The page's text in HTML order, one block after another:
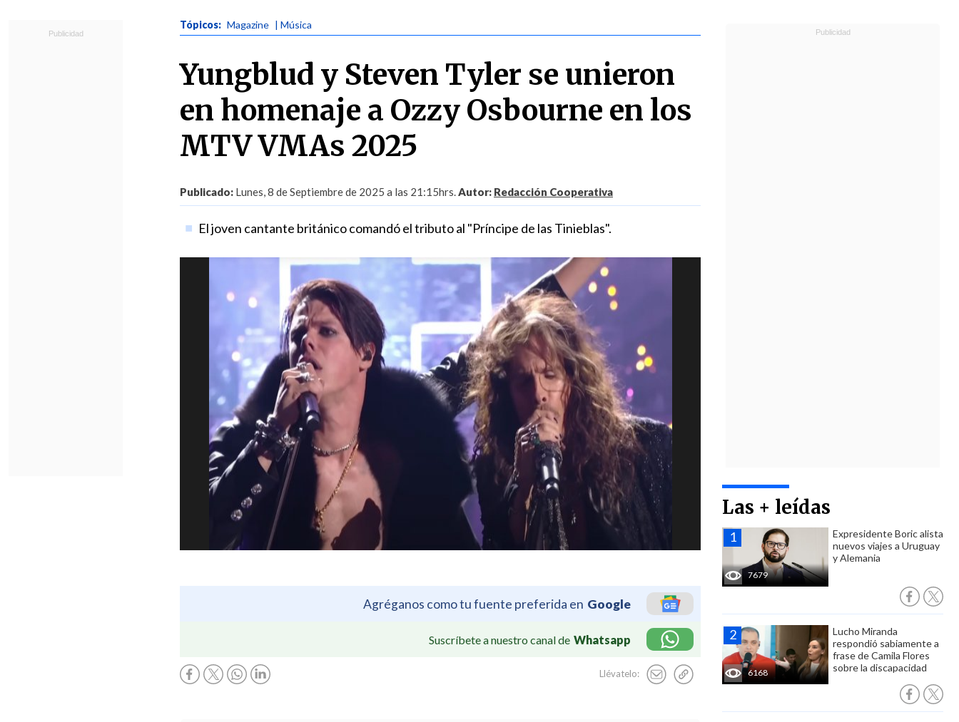
Tópicos: Magazine | Música
Yungblud y Steven Tyler se unieron
en homenaje a Ozzy Osbourne en los
MTV VMAs 2025
Publicado: Lunes, 8 de Septiembre de 2025 a las 21:15hrs.Autor: Redacción Cooperativa
El joven cantante británico comandó el tributo al "Príncipe de las Tinieblas".
Agréganos como tu fuente preferida en Google
Suscríbete a nuestro canal de Whatsapp
Llévatelo:
Las + leídas
7679
Expresidente Boric alista
nuevos viajes a Uruguay
y Alemania
6168
Lucho Miranda
respondió sabiamente a
frase de Camila Flores
sobre la discapacidad